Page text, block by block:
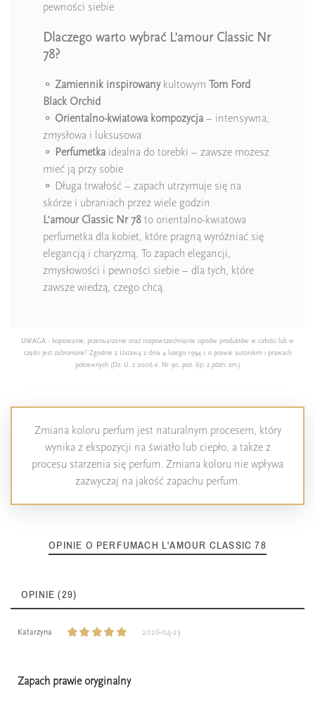
pewności siebie
Dlaczego warto wybrać L’amour Classic Nr
78?
⚬ Zamiennik inspirowanykultowym Tom Ford
Black Orchid
⚬ Orientalno-kwiatowa kompozycja – intensywna,
zmysłowa i luksusowa
⚬ Perfumetka idealna do torebki – zawsze możesz
mieć ją przy sobie
⚬ Długa trwałość – zapach utrzymuje się na
skórze i ubraniach przez wiele godzin
L’amour Classic Nr 78 to orientalno-kwiatowa
perfumetka dla kobiet, które pragną wyróżniać się
elegancją i charyzmą. To zapach elegancji,
zmysłowości i pewności siebie – dla tych, które
zawsze wiedzą, czego chcą.
UWAGA - kopiowanie, przetwarzanie oraz rozpowszechnianie opisów produktów w całości lub w
części jest zabronione! Zgodnie z Ustawą z dnia 4 lutego 1994 r. o prawie autorskim i prawach
pokrewnych (Dz. U. z 2006 e. Nr 90, poz. 631 z późn. zm.)
Zmiana koloru perfum jest naturalnym procesem, który
wynika z ekspozycji na światło lub ciepło, a także z
procesu starzenia się perfum. Zmiana koloru nie wpływa
zazwyczaj na jakość zapachu perfum.
OPINIE O PERFUMACH L'AMOUR CLASSIC 78
OPINIE (29)
Katarzyna 2026-04-23
Zapach prawie oryginalny